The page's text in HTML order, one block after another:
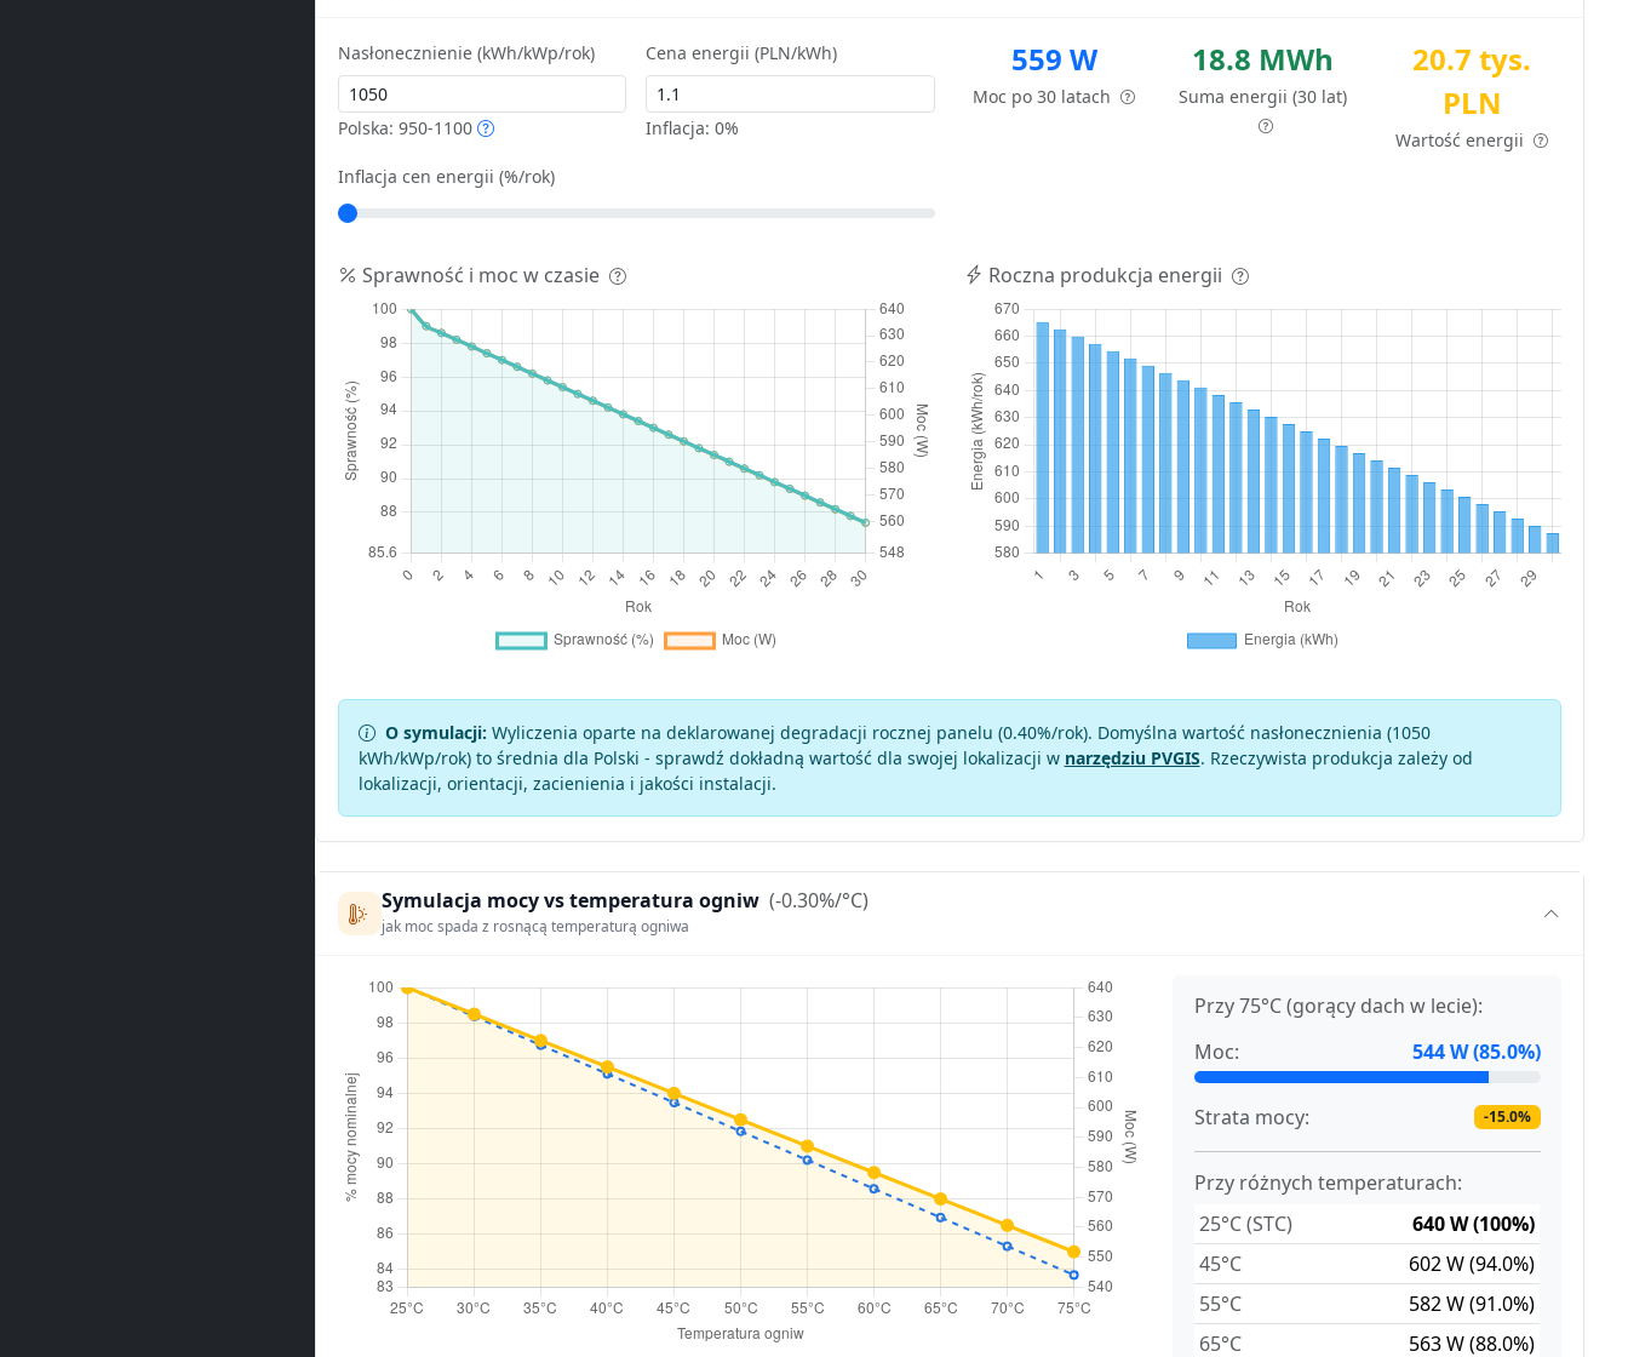
Nasłonecznienie (kWh/kWp/rok)
Polska: 950-1100
Cena energii (PLN/kWh)
Inflacja:0%
Inflacja cen energii (%/rok)
559 W
Moc po 30 latach
18.8 MWh
Suma energii (30 lat)
20.7 tys.
PLN
Wartość energii
Sprawność i moc w czasie Roczna produkcja energii
O symulacji: Wyliczenia oparte na deklarowanej degradacji rocznej panelu (0.40%/rok). Domyślna wartość nasłonecznienia (1050
kWh/kWp/rok) to średnia dla Polski - sprawdź dokładną wartość dla swojej lokalizacji w narzędziu PVGIS. Rzeczywista produkcja zależy od
lokalizacji, orientacji, zacienienia i jakości instalacji.
Symulacja mocy vs temperatura ogniw (-0.30%/°C)
jak moc spada z rosnącą temperaturą ogniwa
Przy 75°C (gorący dach w lecie):
Moc:
544 W (85.0%)
Strata mocy: -15.0%
Przy różnych temperaturach:
25°C (STC)
640 W (100%)
45°C
602 W (94.0%)
55°C
582 W (91.0%)
65°C
563 W (88.0%)